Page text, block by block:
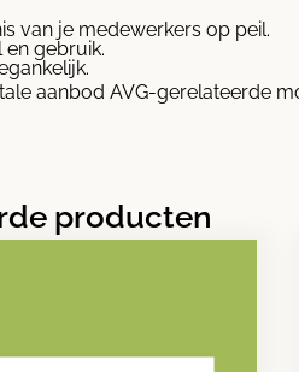
van je medewerkers op peil.
en gebruik.
aanbod AVG-gerelateerde
producten